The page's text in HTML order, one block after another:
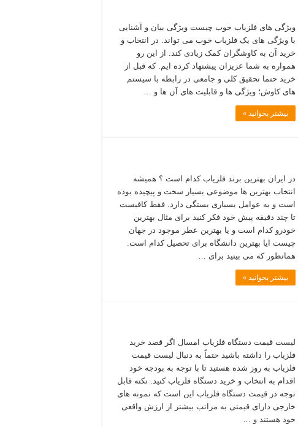
ویژگی های فلزیاب خوب چیست ویژگی بیان و آشنایی
با ویژگی های یک فلزیاب خوب می تواند. در انتخاب و
خرید آن به کاوشگران کمک زیادی کند. از این رو
همواره به شما عزیزان پیشنهاد کرده ایم. که قبل از
خرید حتما تحقیق کلی و جامعی در رابطه با سیستم
های کاوش؛ ویژگی ها و قابلیت های آن ها و …
بیشتر بخوانید »
در ایران بهترین برند فلزیاب کدام است ؟ همیشه
انتخاب بهترین ها موضوعی بسیار سخت و پیچیده بوده
است و به عوامل بسیاری بستگی دارد. فقط کافیست
تا چند دقیقه پیش خود فکر کنید برای مثال بهترین
خودرو کدام است و یا بهترین عطر موجود در جهان
چیست ایا بهترین دانشگاه برای تحصیل کدام است.
همانطور که می بینید برای …
بیشتر بخوانید »
لیست قیمت دستگاه فلزیاب امسال اگر قصد خرید
فلزیاب را داشته باشید حتماً به دنبال لیست قیمت
فلزیاب به روز شده هستید تا با توجه به بودجه خود
اقدام به انتخاب و خرید دستگاه فلزیاب کنید. نکته قابل
توجه در قیمت دستگاه فلزیاب این است که نمونه های
خارجی دارای قیمتی به مراتب بیشتر از ارزش واقعی
خود هستند و …